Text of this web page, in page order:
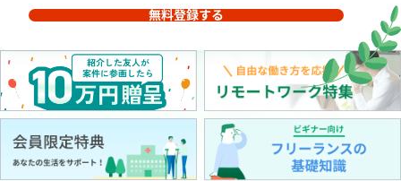
無料登録する